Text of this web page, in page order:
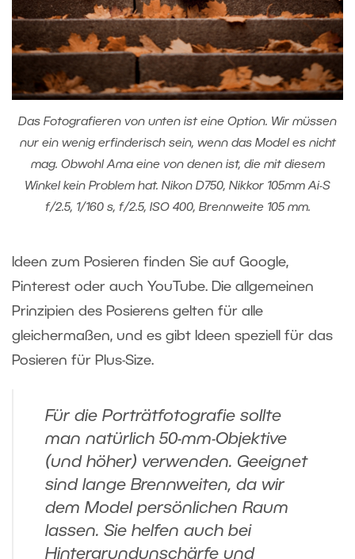
Das Fotografieren von unten ist eine Option. Wir müssen
nur ein wenig erfinderisch sein, wenn das Model es nicht
mag. Obwohl Ama eine von denen ist, die mit diesem
Winkel kein Problem hat. Nikon D750, Nikkor 105mm Ai-S
f/2.5, 1/160 s, f/2.5, ISO 400, Brennweite 105 mm.
Ideen zum Posieren finden Sie auf Google,
Pinterest oder auch YouTube. Die allgemeinen
Prinzipien des Posierens gelten für alle
gleichermaßen, und es gibt Ideen speziell für das
Posieren für Plus-Size.
Für die Porträtfotografie sollte
man natürlich 50-mm-Objektive
(und höher) verwenden. Geeignet
sind lange Brennweiten, da wir
dem Model persönlichen Raum
lassen. Sie helfen auch bei
Hintergrundunschärfe und